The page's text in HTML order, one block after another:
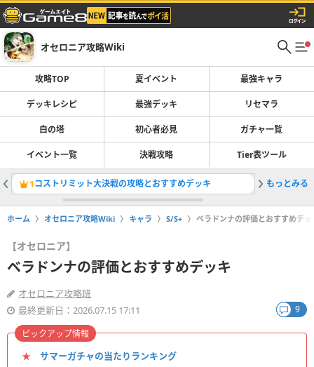
オセロニア攻略Wiki
攻略TOP 夏イベント 最強キャラ
デッキレシピ 最強デッキ リセマラ
白の塔 初心者必見 ガチャ一覧
イベント一覧 決戦攻略 Tier表ツール
1コストリミット大決戦の攻略とおすすめデッキ 2最強デ
もっとみる
ホーム オセロニア攻略Wiki キャラ S/S+ ベラドンナの評価とおすすめデッ
【オセロニア】
ベラドンナの評価とおすすめデッキ
オセロニア攻略班
最終更新日：2026.07.15 17:11
9
★ サマーガチャの当たりランキング
ピックアップ情報